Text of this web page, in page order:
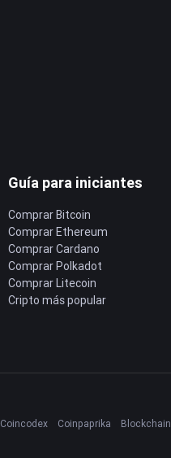
Guía para iniciantes
Comprar Bitcoin
Comprar Ethereum
Comprar Cardano
Comprar Polkadot
Comprar Litecoin
Cripto más popular
Coincodex Coinpaprika Blockchain